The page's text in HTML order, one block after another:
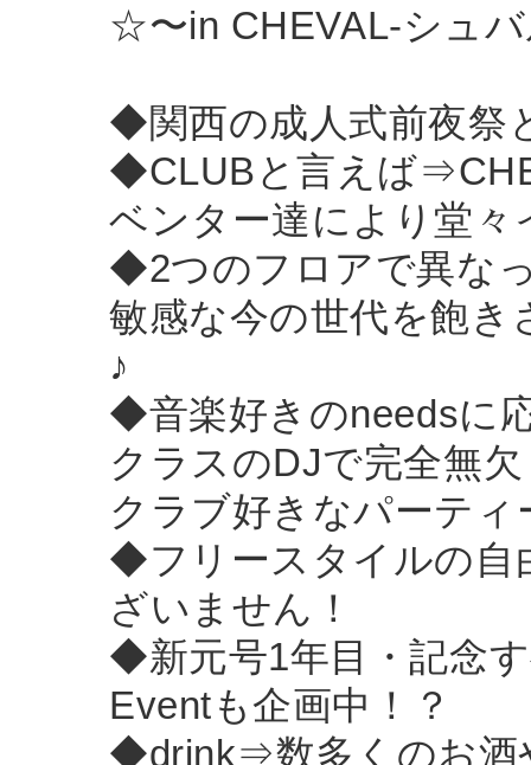
☆〜in CHEVAL-シュ
◆関西の成人式前夜
◆CLUBと言えば
ベンター達により堂々
◆2つのフロアで異な
敏感な今の世代を飽き
♪
◆音楽好きのneedsに
クラスのDJで完全無
クラブ好きなパーテ
◆フリースタイルの自
ざいません！
◆新元号1年目・記念
Eventも企画中！？
◆drink⇒数多くのお酒